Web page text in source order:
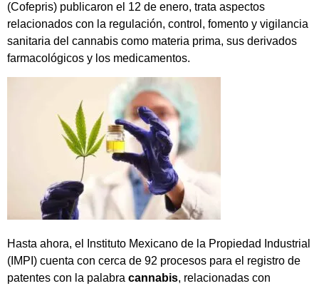
(Cofepris) publicaron el 12 de enero, trata aspectos
relacionados con la regulación, control, fomento y vigilancia
sanitaria del cannabis como materia prima, sus derivados
farmacológicos y los medicamentos.
Hasta ahora, el Instituto Mexicano de la Propiedad Industrial
(IMPI) cuenta con cerca de 92 procesos para el registro de
patentes con la palabra cannabis, relacionadas con